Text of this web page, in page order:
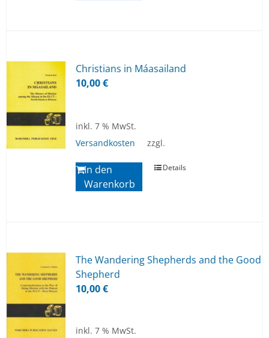
Chris­ti­ans in Má­a­sai­land
10,00€
inkl. 7 % MwSt.
zzgl.
Versandkosten
In den
Warenkorb
Details
The Wan­de­ring She­p­herds and the Good
She­p­herd
10,00€
inkl. 7 % MwSt.